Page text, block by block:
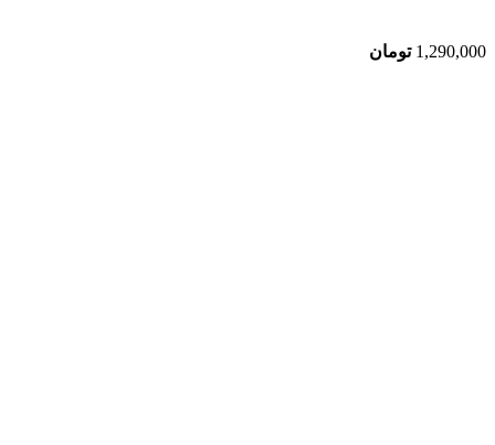
1,290,000 تومان